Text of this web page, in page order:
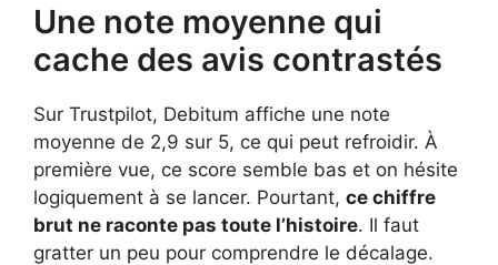
Une note moyenne qui
cache des avis contrastés
Sur Trustpilot, Debitum affiche une note
moyenne de 2,9 sur 5, ce qui peut refroidir. À
première vue, ce score semble bas et on hésite
logiquement à se lancer. Pourtant, ce chiffre
brut ne raconte pas toute l’histoire. Il faut
gratter un peu pour comprendre le décalage.